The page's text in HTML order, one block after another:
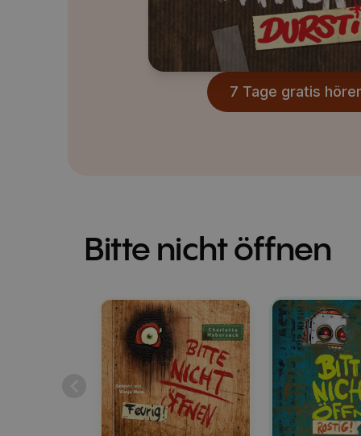
7 Tage gratis
Bitte nicht öffnen